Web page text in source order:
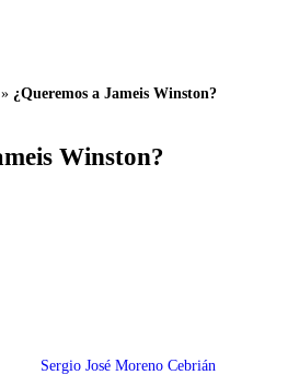
» ¿Queremos a Jameis Winston?
Winston?
Sergio José Moreno Cebrián